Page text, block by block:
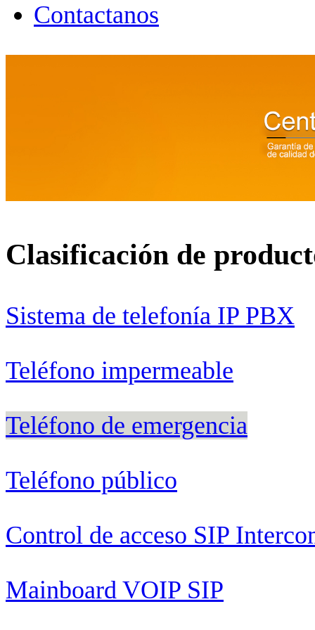
Contactanos
Clasificación de
Sistema de telefonía IP PBX
Teléfono impermeable
Teléfono de emergencia
Teléfono público
Control de acceso SIP
Mainboard VOIP SIP